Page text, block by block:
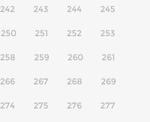
242 243 244 245
250 251 252 253
258 259 260 261
266 267 268 269
274 275 276 277